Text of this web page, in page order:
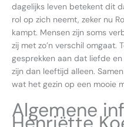
dagelijks leven betekent dit
rol op zich neemt, zeker nu
kampt. Mensen zijn soms
zij met zo’n verschil omgaat.
gesprekken aan dat liefde
zijn dan leeftijd alleen.
wat het gezin op een mooie
Algemene